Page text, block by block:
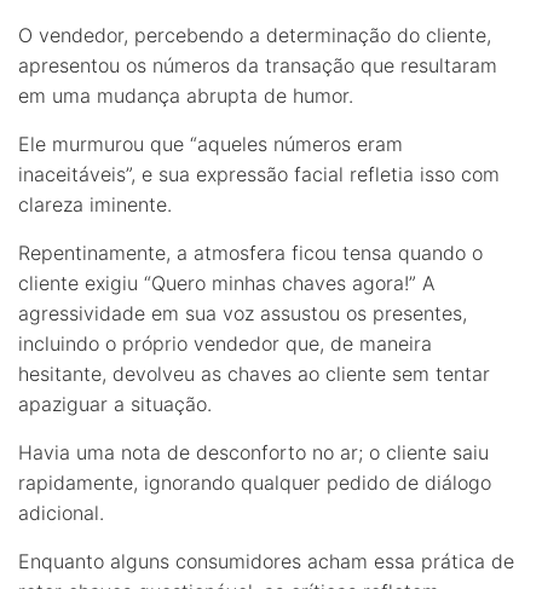
O vendedor, percebendo a determinação do cliente,
apresentou os números da transação que resultaram
em uma mudança abrupta de humor.
Ele murmurou que “aqueles números eram
inaceitáveis”, e sua expressão facial refletia isso com
clareza iminente.
Repentinamente, a atmosfera ficou tensa quando o
cliente exigiu “Quero minhas chaves agora!” A
agressividade em sua voz assustou os presentes,
incluindo o próprio vendedor que, de maneira
hesitante, devolveu as chaves ao cliente sem tentar
apaziguar a situação.
Havia uma nota de desconforto no ar; o cliente saiu
rapidamente, ignorando qualquer pedido de diálogo
adicional.
Enquanto alguns consumidores acham essa prática de